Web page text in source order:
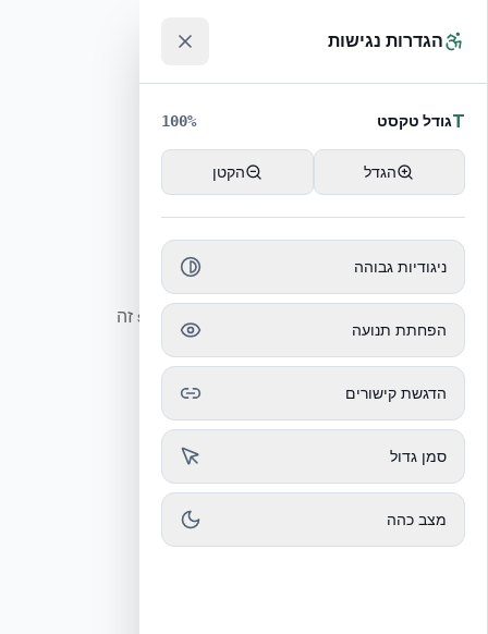
עמוד לא נמצא
הגדרות נגישות
Tגודל טקסט 100%
הגדל הקטן
ניגודיות גבוהה
הפחתת תנועה
הדגשת קישורים
סמן גדול
מצב כהה